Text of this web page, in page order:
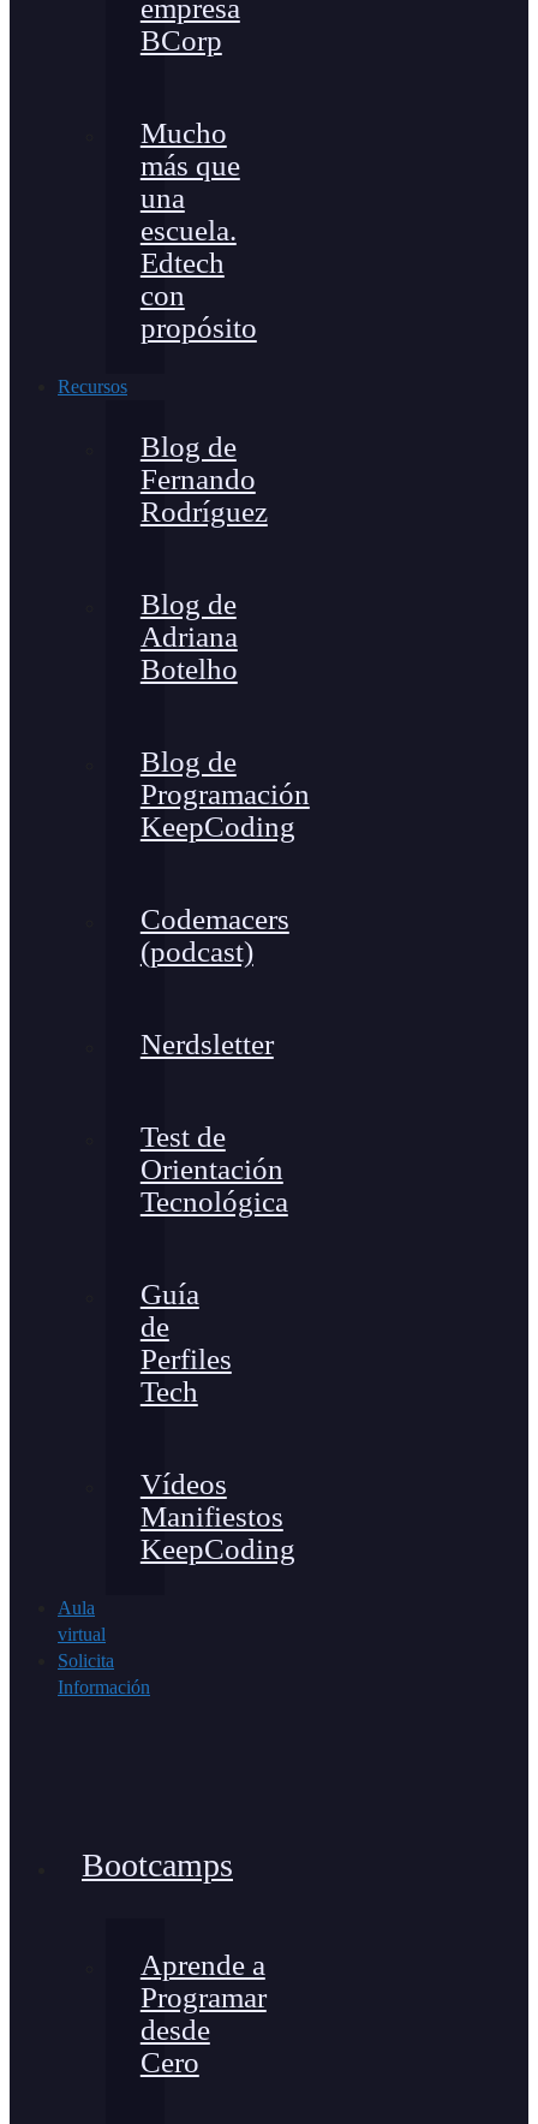
empresa
BCorp
Mucho
más que
una
escuela.
Edtech
con
propósito
Recursos
Blog de
Fernando
Rodríguez
Blog de
Adriana
Botelho
Blog de
Programación
KeepCoding
Codemacers
(podcast)
Nerdsletter
Test de
Orientación
Tecnológica
Guía
de
Perfiles
Tech
Vídeos
Manifiestos
KeepCoding
Aula
virtual
Solicita
Información
Bootcamps
Aprende a
Programar
desde
Cero